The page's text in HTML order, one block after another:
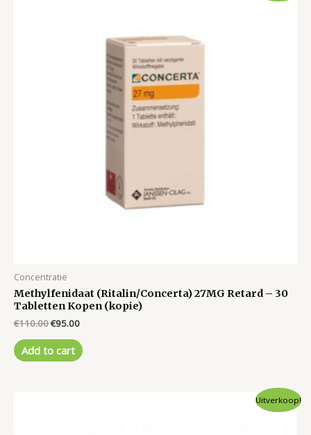
Concentratie
Methylfenidaat (Ritalin/Concerta) 27MG Retard – 30
Tabletten Kopen (kopie)
€110.00Original
was:
€110.00.
€95.00Current
is:
€95.00.
Add to cart
Uitverkoop!